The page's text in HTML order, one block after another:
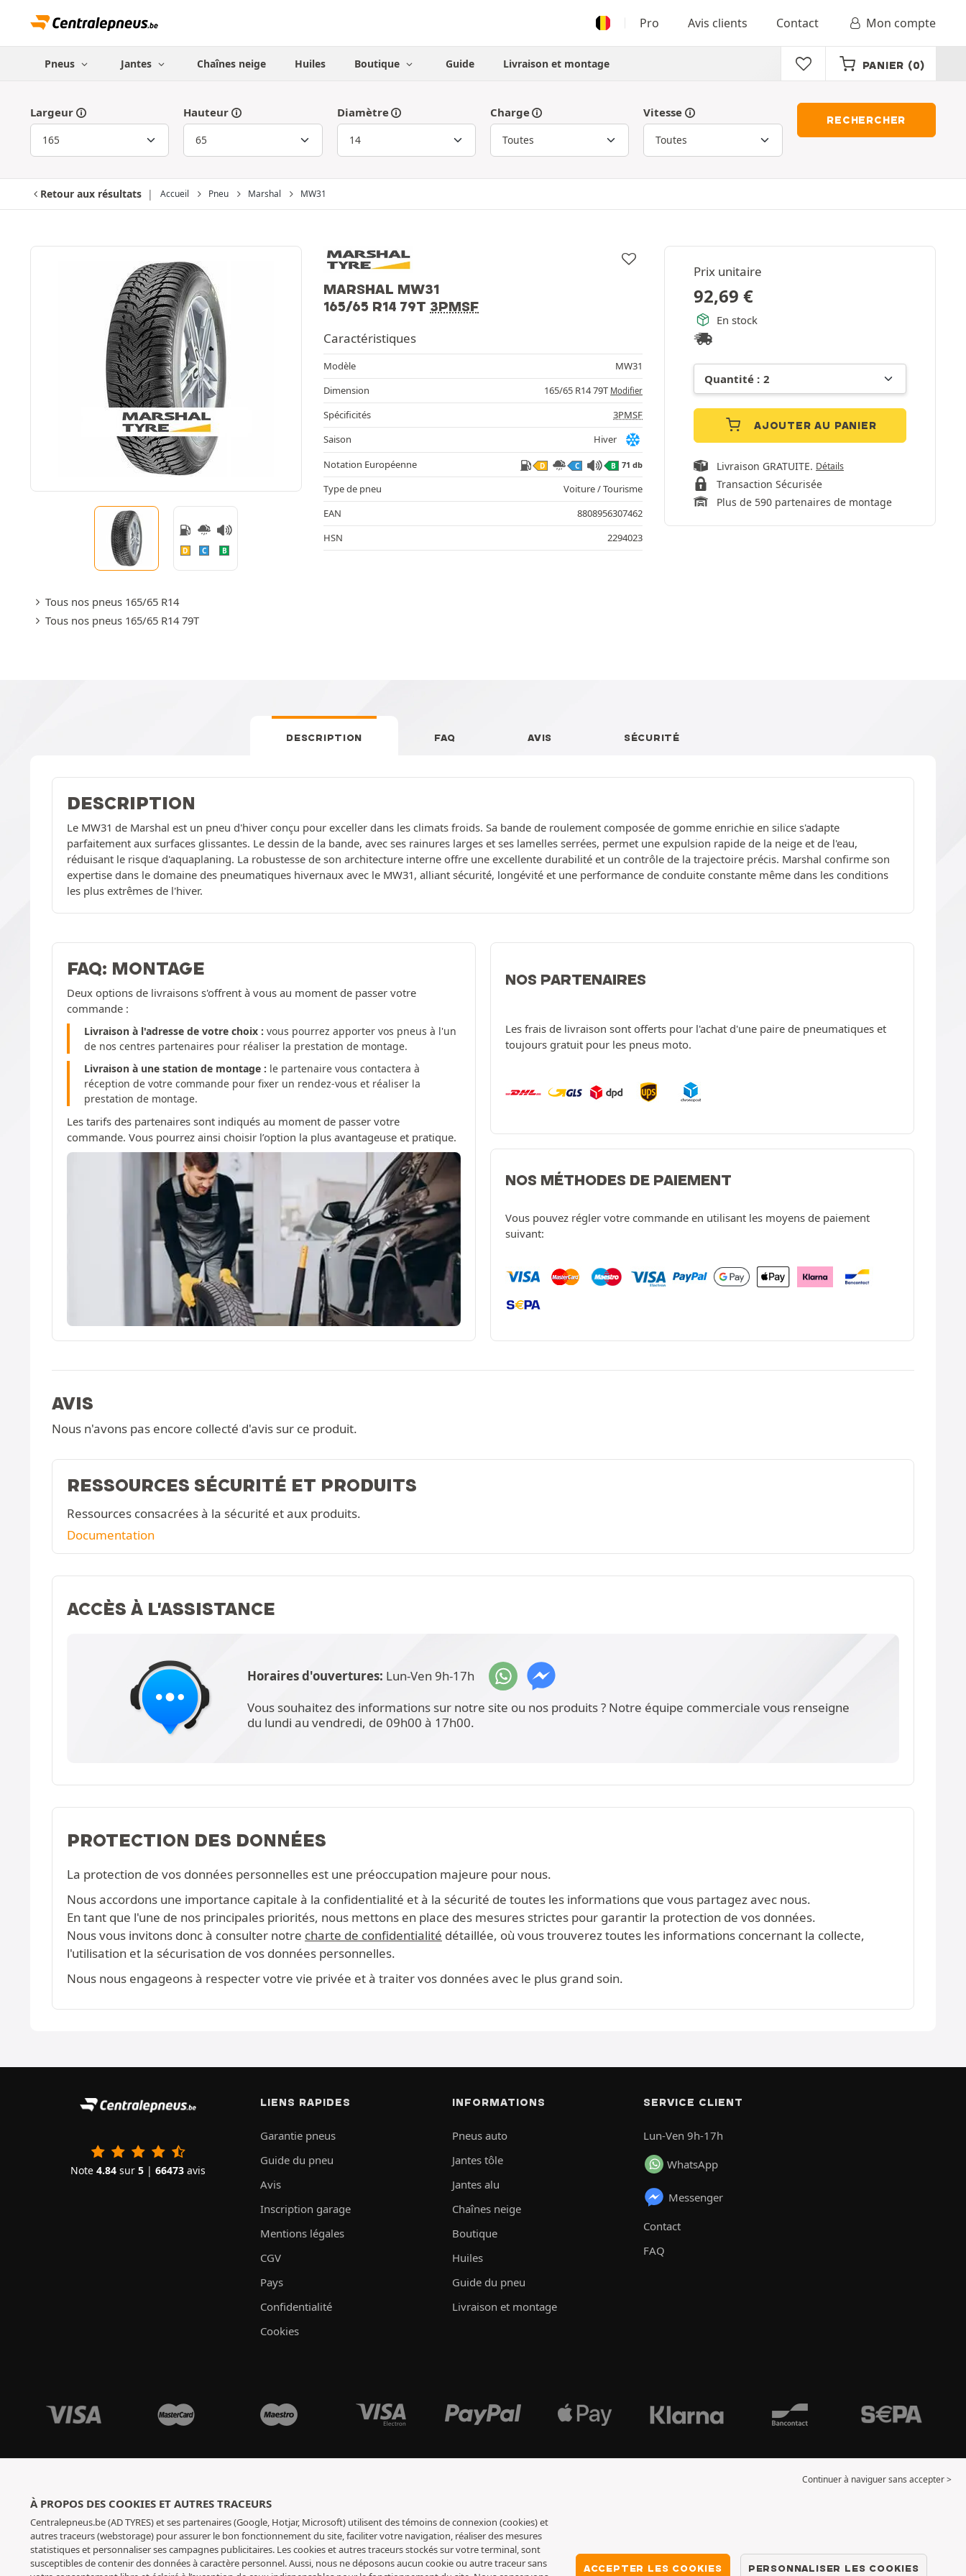
Pro Avis clients Contact Mon compte
Pneus Jantes Chaînes neige Huiles Boutique Guide Livraison et montage PANIER (0)
Largeur Hauteur Diamètre Charge Vitesse
RECHERCHER
Retour aux résultats Accueil Pneu Marshal MW31
MARSHAL MW31
165/65 R14 79T 3PMSF
D C B
Tous nos pneus 165/65 R14
Tous nos pneus 165/65 R14 79T
Prix unitaire
92,69 €
En stock
AJOUTER AU PANIER
Livraison GRATUITE. Détails
Transaction Sécurisée
Plus de 590 partenaires de montage
Caractéristiques
Modèle
MW31
Dimension
165/65 R14 79T Modifier
Spécificités
3PMSF
Saison
Hiver
Notation Européenne
D C B 71 db
Type de pneu
Voiture / Tourisme
EAN
8808956307462
HSN
2294023
DESCRIPTION FAQ AVIS SÉCURITÉ
DESCRIPTION
Le MW31 de Marshal est un pneu d'hiver conçu pour exceller dans les climats froids. Sa bande de roulement composée de gomme enrichie en silice s'adapte
parfaitement aux surfaces glissantes. Le dessin de la bande, avec ses rainures larges et ses lamelles serrées, permet une expulsion rapide de la neige et de l'eau,
réduisant le risque d'aquaplaning. La robustesse de son architecture interne offre une excellente durabilité et un contrôle de la trajectoire précis. Marshal confirme son
expertise dans le domaine des pneumatiques hivernaux avec le MW31, alliant sécurité, longévité et une performance de conduite constante même dans les conditions
les plus extrêmes de l'hiver.
FAQ: MONTAGE
Deux options de livraisons s'offrent à vous au moment de passer votre
commande :
Livraison à l'adresse de votre choix : vous pourrez apporter vos pneus à l'un
de nos centres partenaires pour réaliser la prestation de montage.
Livraison à une station de montage : le partenaire vous contactera à
réception de votre commande pour fixer un rendez-vous et réaliser la
prestation de montage.
Les tarifs des partenaires sont indiqués au moment de passer votre
commande. Vous pourrez ainsi choisir l’option la plus avantageuse et pratique.
NOS PARTENAIRES
Les frais de livraison sont offerts pour l'achat d'une paire de pneumatiques et
toujours gratuit pour les pneus moto.
NOS MÉTHODES DE PAIEMENT
Vous pouvez régler votre commande en utilisant les moyens de paiement
suivant:
AVIS
Nous n'avons pas encore collecté d'avis sur ce produit.
RESSOURCES SÉCURITÉ ET PRODUITS
Ressources consacrées à la sécurité et aux produits.
Documentation
ACCÈS À L'ASSISTANCE
Horaires d'ouvertures: Lun-Ven 9h-17h
Vous souhaitez des informations sur notre site ou nos produits ? Notre équipe commerciale vous renseigne
du lundi au vendredi, de 09h00 à 17h00.
PROTECTION DES DONNÉES
La protection de vos données personnelles est une préoccupation majeure pour nous.
Nous accordons une importance capitale à la confidentialité et à la sécurité de toutes les informations que vous partagez avec nous.
En tant que l'une de nos principales priorités, nous mettons en place des mesures strictes pour garantir la protection de vos données.
Nous vous invitons donc à consulter notre charte de confidentialité détaillée, où vous trouverez toutes les informations concernant la collecte,
l'utilisation et la sécurisation de vos données personnelles.
Nous nous engageons à respecter votre vie privée et à traiter vos données avec le plus grand soin.
Note 4.84 sur 5 | 66473 avis
LIENS RAPIDES
Garantie pneus
Guide du pneu
Avis
Inscription garage
Mentions légales
CGV
Pays
Confidentialité
Cookies
INFORMATIONS
Pneus auto
Jantes tôle
Jantes alu
Chaînes neige
Boutique
Huiles
Guide du pneu
Livraison et montage
SERVICE CLIENT
Lun-Ven 9h-17h
WhatsApp
Messenger
Contact
FAQ
Continuer à naviguer sans accepter >
À PROPOS DES COOKIES ET AUTRES TRACEURS
Centralepneus.be (AD TYRES) et ses partenaires (Google, Hotjar, Microsoft) utilisent des témoins de connexion (cookies) et
autres traceurs (webstorage) pour assurer le bon fonctionnement du site, faciliter votre navigation, réaliser des mesures
statistiques et personnaliser ses campagnes publicitaires. Les cookies et autres traceurs stockés sur votre terminal, sont
susceptibles de contenir des données à caractère personnel. Aussi, nous ne déposons aucun cookie ou autre traceur sans
ACCEPTER LES COOKIES PERSONNALISER LES COOKIES